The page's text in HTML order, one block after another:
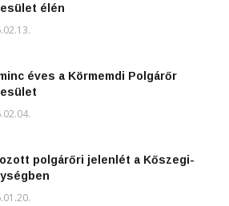
élén
éves a Körmemdi Polgárőr
polgárőri jelenlét a Kőszegi-